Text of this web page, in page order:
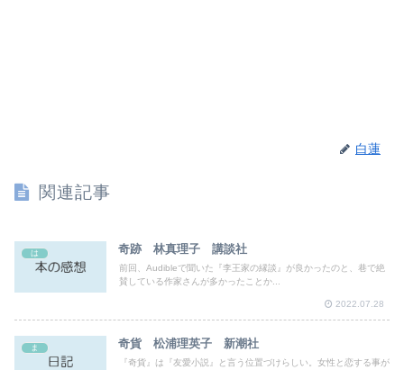
白蓮
関連記事
は 奇跡 林真理子 講談社
前回、Audibleで聞いた『李王家の縁談』が良かったのと、巷で絶
賛している作家さんが多かったことか...
2022.07.28
ま 奇貨 松浦理英子 新潮社
『奇貨』は『友愛小説』と言う位置づけらしい。女性と恋する事が